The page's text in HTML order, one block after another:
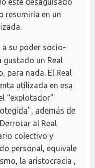
resumiría en un
su poder socio-
gustado un Real
para nada. El Real
utilizada en esa
“explotador”
además de
al Real
colectivo y
personal, equivale
la aristocracia ,